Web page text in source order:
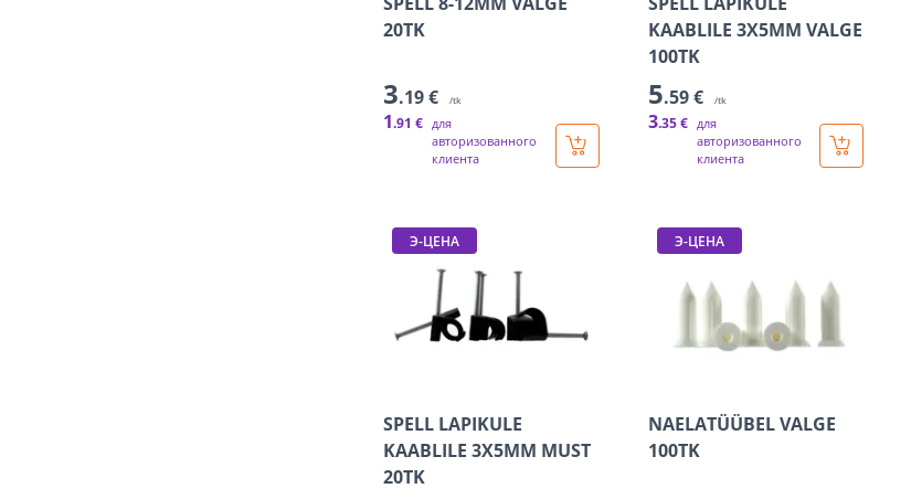
20TK
3.19 € /tk
1.91 € для
авторизованного
клиента
KAABLILE 3X5MM VALGE
100TK
5.59 € /tk
3.35 € для
авторизованного
клиента
Э-ЦЕНА
SPELL LAPIKULE
KAABLILE 3X5MM MUST
20TK
Э-ЦЕНА
NAELATÜÜBEL VALGE
100TK